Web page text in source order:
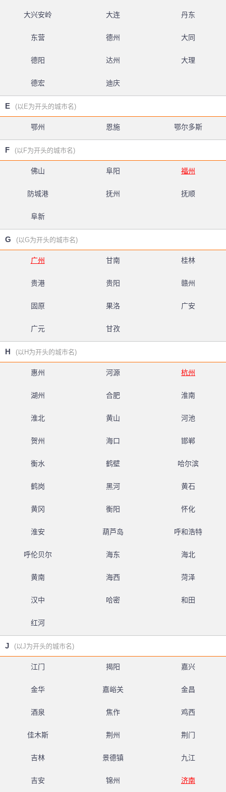
大兴安岭 大连 丹东
东营 德州 大同
德阳 达州 大理
德宏 迪庆
E (以E为开头的城市名)
鄂州 恩施 鄂尔多斯
F (以F为开头的城市名)
佛山 阜阳 福州
防城港 抚州 抚顺
阜新
G (以G为开头的城市名)
广州 甘南 桂林
贵港 贵阳 赣州
固原 果洛 广安
广元 甘孜
H (以H为开头的城市名)
惠州 河源 杭州
湖州 合肥 淮南
淮北 黄山 河池
贺州 海口 邯郸
衡水 鹤壁 哈尔滨
鹤岗 黑河 黄石
黄冈 衡阳 怀化
淮安 葫芦岛 呼和浩特
呼伦贝尔 海东 海北
黄南 海西 菏泽
汉中 哈密 和田
红河
J (以J为开头的城市名)
江门 揭阳 嘉兴
金华 嘉峪关 金昌
酒泉 焦作 鸡西
佳木斯 荆州 荆门
吉林 景德镇 九江
吉安 锦州 济南